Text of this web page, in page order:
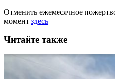
Отменить ежемесячное
момент здесь
Читайте также